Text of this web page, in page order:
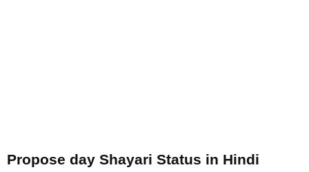
Propose day Shayari Status in Hindi